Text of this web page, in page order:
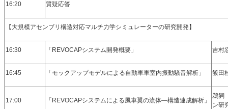
16:20 質疑応答
【大規模アセンブリ構造対応マルチ力学シミュレーターの研究開発】
16:30 「REVOCAPシステム開発概要」 吉村
16:45 「モックアップモデルによる自動車車室内振動騒音解析」 飯田
17:00 「REVOCAPシステムによる風車翼の流体―構造連成解析」
鵜飼
ン研